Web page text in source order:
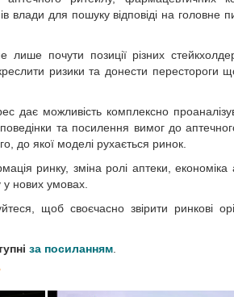
влади для пошуку відповіді на
лише почути позиції різних
ризики та донести перестороги
дає можливість комплексно
та посилення вимог до
до якої моделі рухається ринок.
ринку, зміна ролі аптеки, економіка
у нових умовах.
щоб своєчасно звірити ринкові
за посиланням